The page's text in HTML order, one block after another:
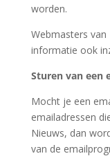
worden.
Webmasters van
informatie ook
Sturen van een
Mocht je een
emailadressen
Nieuws, dan
van de